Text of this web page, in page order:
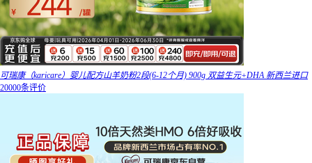
可瑞康（karicare）婴儿配方山羊奶粉2段(6-12个月) 900g 双益生元+DHA 新西兰进口
20000条评价